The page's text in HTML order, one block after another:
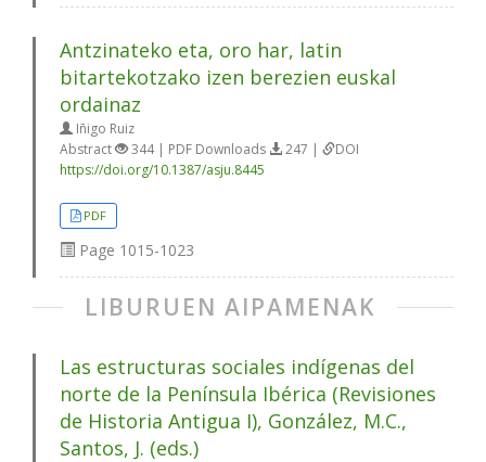
Antzinateko eta, oro har, latin
bitartekotzako izen berezien euskal
ordainaz
Iñigo Ruiz
Abstract
344 | PDF Downloads 247 |
DOI
https://doi.org/10.1387/asju.8445
PDF
Page 1015-1023
LIBURUEN AIPAMENAK
Las estructuras sociales indígenas del
norte de la Península Ibérica (Revisiones
de Historia Antigua I), González, M.C.,
Santos, J. (eds.)